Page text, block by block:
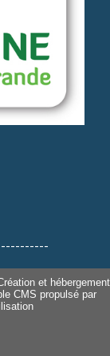
et hébergement
CMS propulsé par